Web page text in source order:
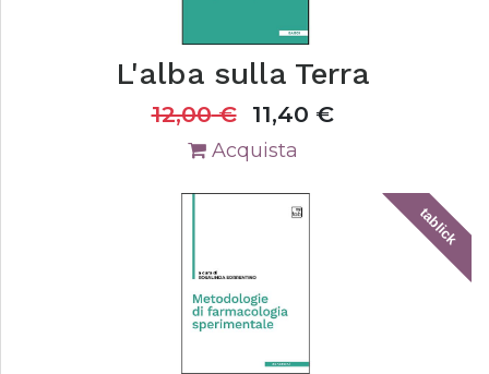
L'alba sulla Terra
12,00€ 11,40 €
Acquista
tablick